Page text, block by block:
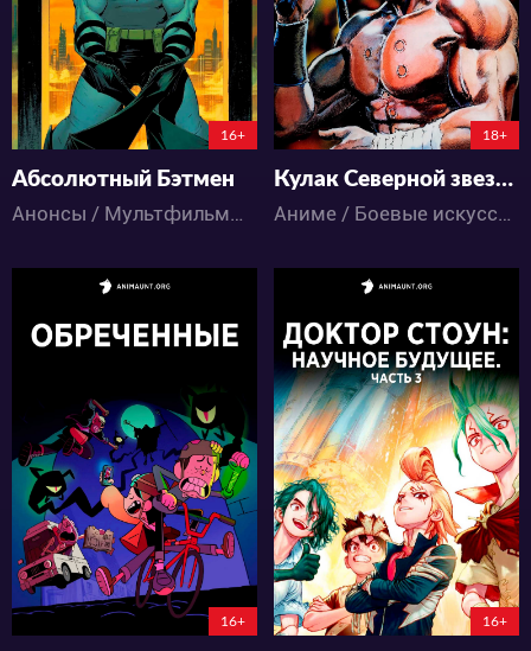
12 0
176:8:6:12
16+
Абсолютный Бэтмен
Анонсы / Мультфильмы / Приключения / Фантастика
55 19
18+
Кулак Северной звезды
Аниме / Боевые искусства / Драма / Сёнэн / Фантастика / Экшен
7263
20 14
16+
21800
74 35
16+